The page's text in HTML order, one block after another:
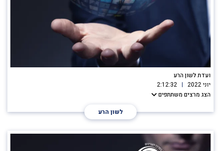
ועדת לשון הרע
יוני 2022
2:12:32
הצג מרצים משתתפים
לשון הרע